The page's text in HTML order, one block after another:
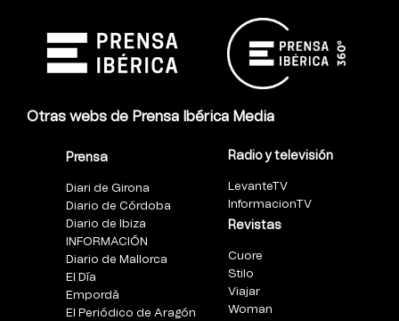
Otras webs de Prensa Ibérica Media
Prensa
Diari de Girona
Diario de Córdoba
Diario de Ibiza
INFORMACIÓN
Diario de Mallorca
El Día
Empordà
El Periódico de Aragón
Radio y televisión
LevanteTV
InformacionTV
Revistas
Cuore
Stilo
Viajar
Woman